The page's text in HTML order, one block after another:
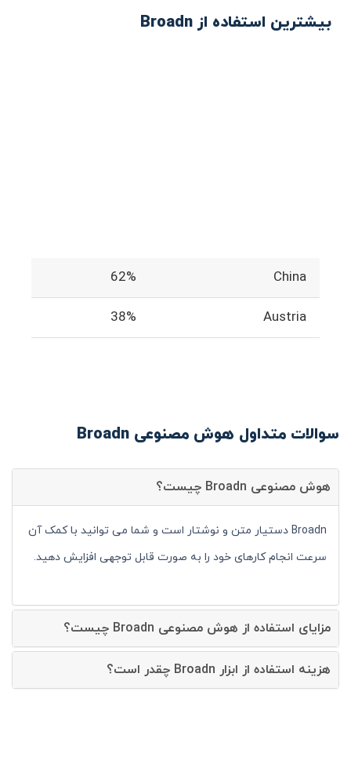
بیشترین استفاده از Broadn
China
62%
Austria
38%
سوالات متداول هوش مصنوعی Broadn
هوش مصنوعی Broadn چیست؟
Broadn دستیار متن و نوشتار است و شما می توانید با کمک آن
سرعت انجام کارهای خود را به صورت قابل توجهی افزایش دهید.
مزایای استفاده از هوش مصنوعی Broadn چیست؟
هزینه استفاده از ابزار Broadn چقدر است؟